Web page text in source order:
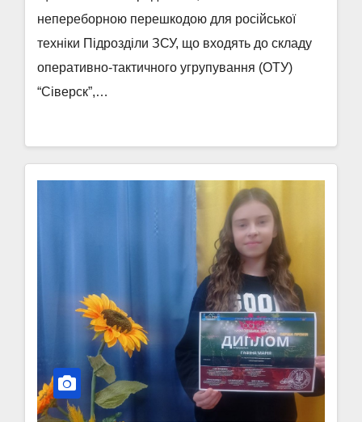
непереборною перешкодою для російської
техніки Підрозділи ЗСУ, що входять до складу
оперативно-тактичного угрупування (ОТУ)
“Сіверск”,…